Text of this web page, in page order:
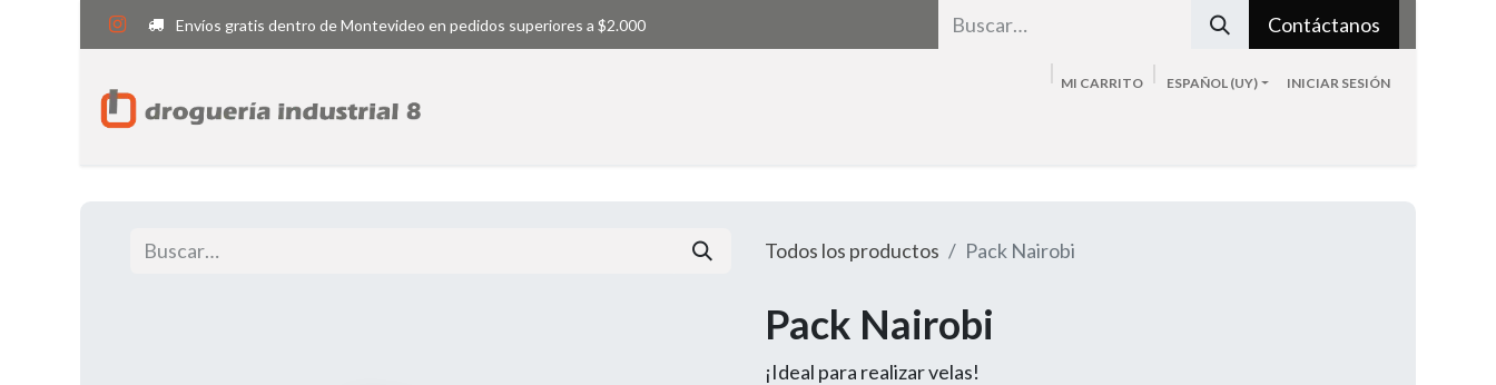
Envíos gratis dentro de Montevideo en pedidos superiores a $2.000 Contáctanos
MI CARRITO ESPAÑOL (UY) INICIAR SESIÓN
Todos los productos Pack Nairobi
Pack Nairobi
¡Ideal para realizar velas!